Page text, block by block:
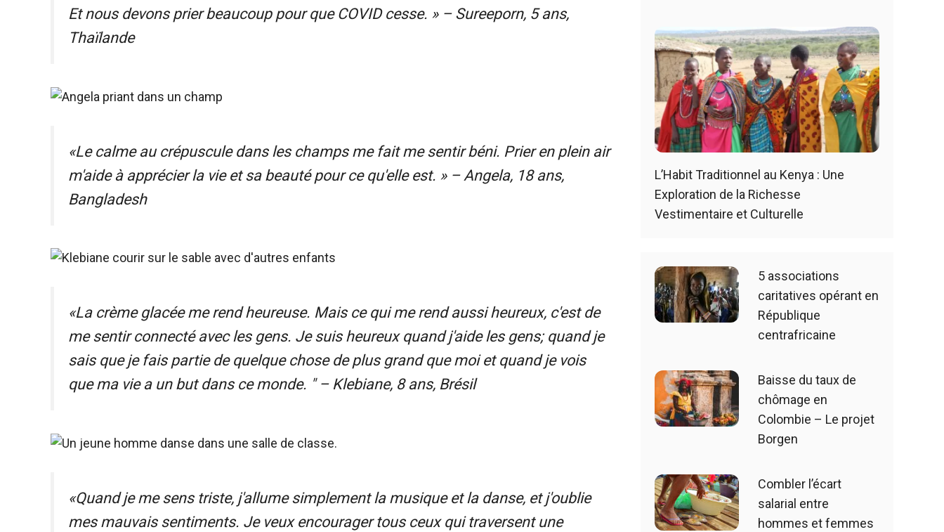
Et nous devons prier beaucoup pour que COVID cesse. » – Sureeporn, 5 ans,
Thaïlande
«Le calme au crépuscule dans les champs me fait me sentir béni. Prier en plein air
m'aide à apprécier la vie et sa beauté pour ce qu'elle est. » – Angela, 18 ans,
Bangladesh
«La crème glacée me rend heureuse. Mais ce qui me rend aussi heureux, c'est de
me sentir connecté avec les gens. Je suis heureux quand j'aide les gens; quand je
sais que je fais partie de quelque chose de plus grand que moi et quand je vois
que ma vie a un but dans ce monde. " – Klebiane, 8 ans, Brésil
«Quand je me sens triste, j'allume simplement la musique et la danse, et j'oublie
mes mauvais sentiments. Je veux encourager tous ceux qui traversent une
L’Habit Traditionnel au Kenya : Une
Exploration de la Richesse
Vestimentaire et Culturelle
5 associations
caritatives opérant en
République
centrafricaine
Baisse du taux de
chômage en
Colombie – Le projet
Borgen
Combler l’écart
salarial entre
hommes et femmes